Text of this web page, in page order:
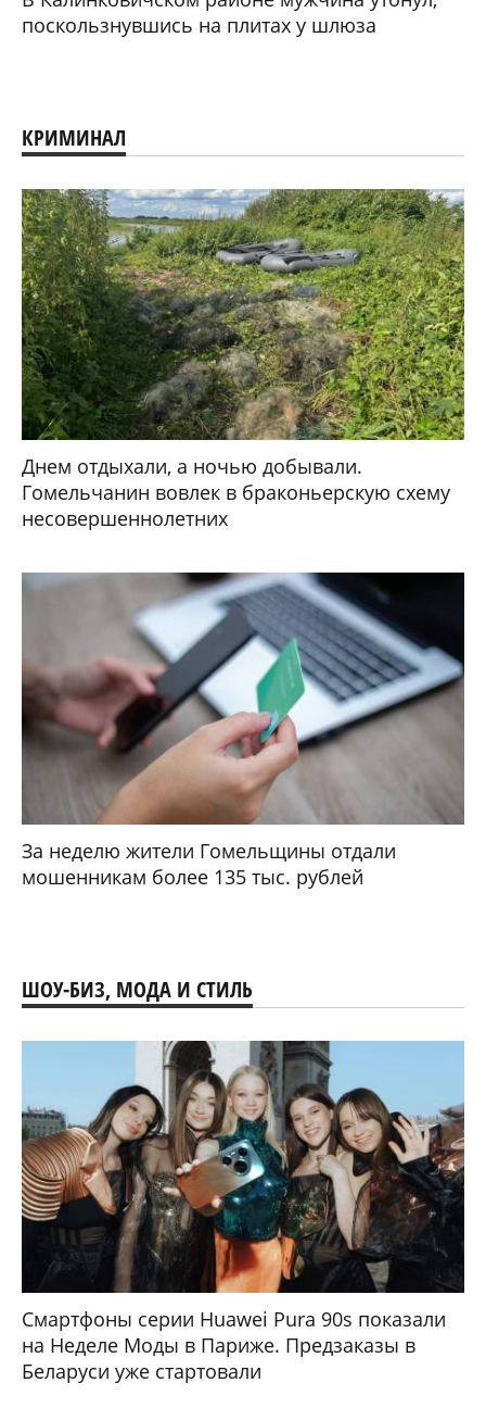
поскользнувшись на плитах у шлюза
КРИМИНАЛ
Днем отдыхали, а ночью добывали.
Гомельчанин вовлек в браконьерскую схему
несовершеннолетних
За неделю жители Гомельщины отдали
мошенникам более 135 тыс. рублей
ШОУ-БИЗ, МОДА И СТИЛЬ
Смартфоны серии Huawei Pura 90s показали
на Неделе Моды в Париже. Предзаказы в
Беларуси уже стартовали